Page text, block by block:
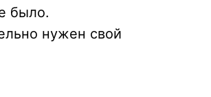
было.
нужен свой